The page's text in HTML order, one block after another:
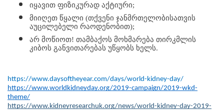
იყავით ფიზიკურად აქტიური;
მიიღეთ წყალი (თქვენი ჯანმრთელობისათვის
აუცილებელი რაოდენობით);
არ მოწიოთ! თამბაქოს მოხმარება თირკმლის
კიბოს განვითარებას უწყობს ხელს.
https://www.daysoftheyear.com/days/world-kidney-day/
https://www.worldkidneyday.org/2019-campaign/2019-wkd-
theme/
https://www.kidneyresearchuk.org/news/world-kidney-day-2019-